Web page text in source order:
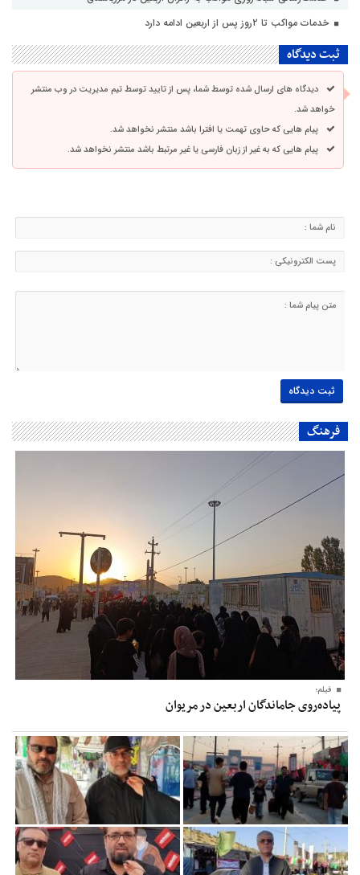
خدمات مواکب تا ۲روز پس از اربعین ادامه دارد
ثبت دیدگاه
دیدگاه های ارسال شده توسط شما، پس از تایید توسط تیم مدیریت در وب منتشر
خواهد شد.
پیام هایی که حاوی تهمت یا افترا باشد منتشر نخواهد شد.
پیام هایی که به غیر از زبان فارسی یا غیر مرتبط باشد منتشر نخواهد شد.
فرهنگ
فیلم؛
پیاده‌روی جاماندگان اربعین در مریوان